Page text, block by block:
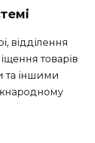
відділення
товарів
та іншими